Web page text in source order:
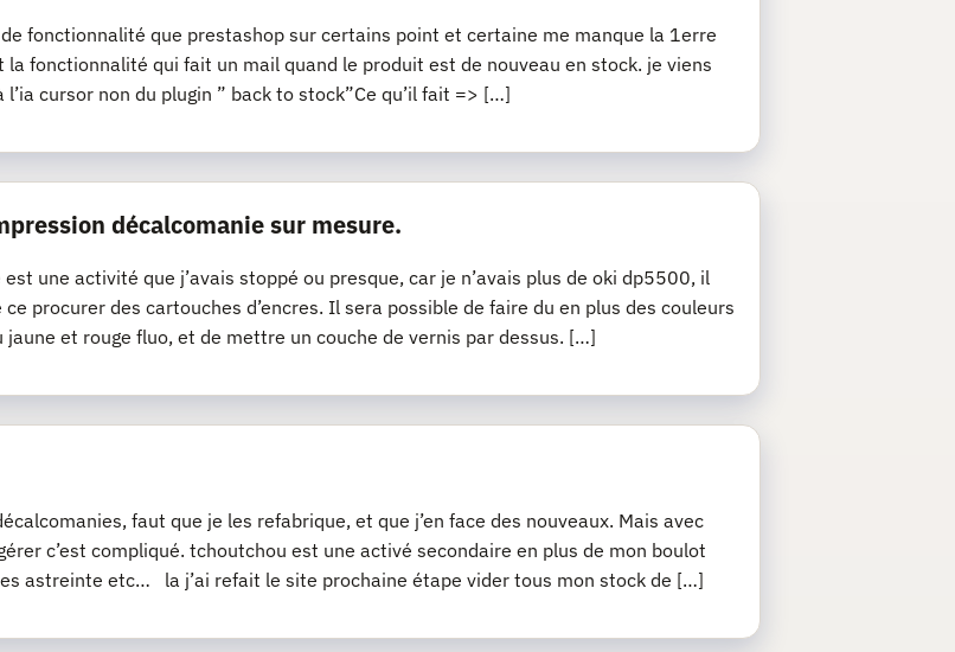
fonctionnalité que prestashop sur certains point et certaine me manque la 1erre
la fonctionnalité qui fait un mail quand le produit est de nouveau en stock. je viens
cursor non du plugin ” back to stock”Ce qu’il fait => […]
décalcomanie sur mesure.
une activité que j’avais stoppé ou presque, car je n’avais plus de oki dp5500, il
procurer des cartouches d’encres. Il sera possible de faire du en plus des couleurs
jaune et rouge fluo, et de mettre un couche de vernis par dessus. […]
faut que je les refabrique, et que j’en face des nouveaux. Mais avec
c’est compliqué. tchoutchou est une activé secondaire en plus de mon boulot
astreinte etc… la j’ai refait le site prochaine étape vider tous mon stock de […]